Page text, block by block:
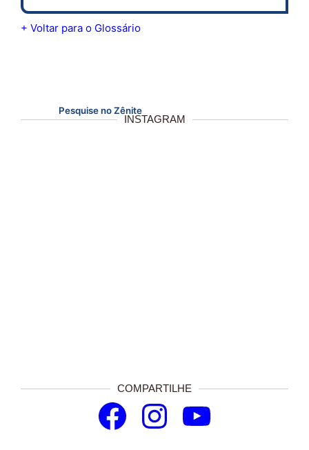
+ Voltar para o Glossário
Pesquise no Zênite
INSTAGRAM
COMPARTILHE